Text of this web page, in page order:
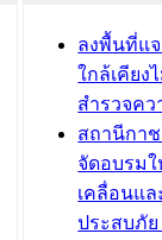
เทศบาล
รับฟังคว
ผังเมือง
วารินชำ
เทศบาล
ซักซ้อมแ
ประโยช
ลงพื้นที่แ
ใกล้เคียง
สำรวจค
สถานีกา
จัดอบรม
เคลื่อนแ
ประสบภั